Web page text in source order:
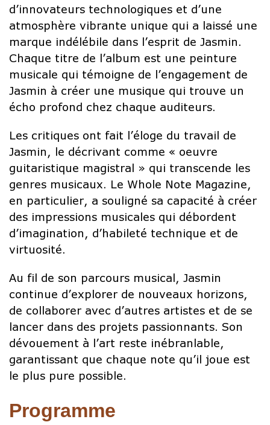
d’innovateurs technologiques et d’une
atmosphère vibrante unique qui a laissé une
marque indélébile dans l’esprit de Jasmin.
Chaque titre de l’album est une peinture
musicale qui témoigne de l’engagement de
Jasmin à créer une musique qui trouve un
écho profond chez chaque auditeurs.
Les critiques ont fait l’éloge du travail de
Jasmin, le décrivant comme « oeuvre
guitaristique magistral » qui transcende les
genres musicaux. Le Whole Note Magazine,
en particulier, a souligné sa capacité à créer
des impressions musicales qui débordent
d’imagination, d’habileté technique et de
virtuosité.
Au fil de son parcours musical, Jasmin
continue d’explorer de nouveaux horizons,
de collaborer avec d’autres artistes et de se
lancer dans des projets passionnants. Son
dévouement à l’art reste inébranlable,
garantissant que chaque note qu’il joue est
le plus pure possible.
Programme